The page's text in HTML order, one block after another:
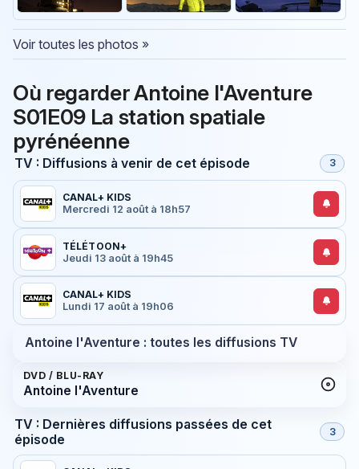
Voir toutes les photos »
Où regarder Antoine l'Aventure
S01E09 La station spatiale
pyrénéenne
TV : Diffusions à venir de cet épisode 3
CANAL+ KIDS
Mercredi 12 août à 18h57
TÉLÉTOON+
Jeudi 13 août à 19h45
CANAL+ KIDS
Lundi 17 août à 19h06
Antoine l'Aventure : toutes les diffusions TV
DVD / BLU-RAY
Antoine l'Aventure
TV : Dernières diffusions passées de cet
épisode
3